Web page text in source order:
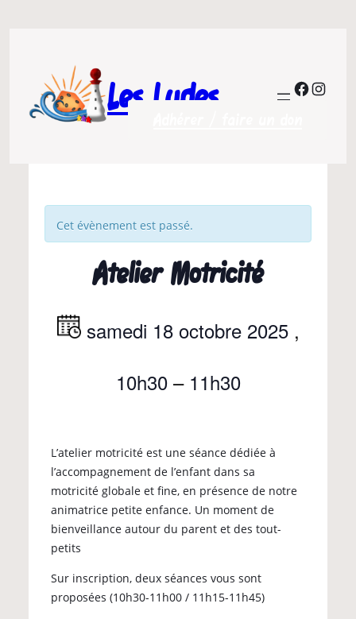
Les Ludes
Cet évènement est passé.
Atelier Motricité
samedi 18 octobre 2025 ,
10h30 – 11h30
L’atelier motricité est une séance dédiée à
l’accompagnement de l’enfant dans sa
motricité globale et fine, en présence de notre
animatrice petite enfance. Un moment de
bienveillance autour du parent et des tout-
petits
Sur inscription, deux séances vous sont
proposées (10h30-11h00 / 11h15-11h45)